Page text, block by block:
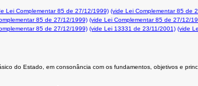
Lei Complementar 85 de 27/12/1999) (vide Lei Complementar 85 de
85 de 27/12/1999) (vide Lei Complementar 85 de 27/12/
85 de 27/12/1999) (vide Lei 13331 de 23/11/2001) (vide
do Estado, em consonância com os fundamentos, objetivos e